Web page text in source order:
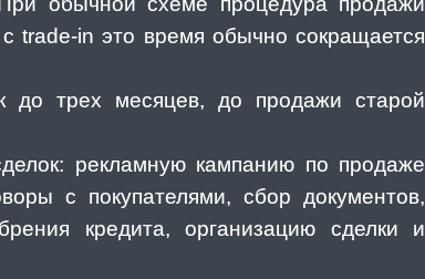
trade-in это время обычно сокращается
до трех месяцев, до продажи старой
рекламную кампанию по продаже
с покупателями, сбор документов,
кредита, организацию сделки и